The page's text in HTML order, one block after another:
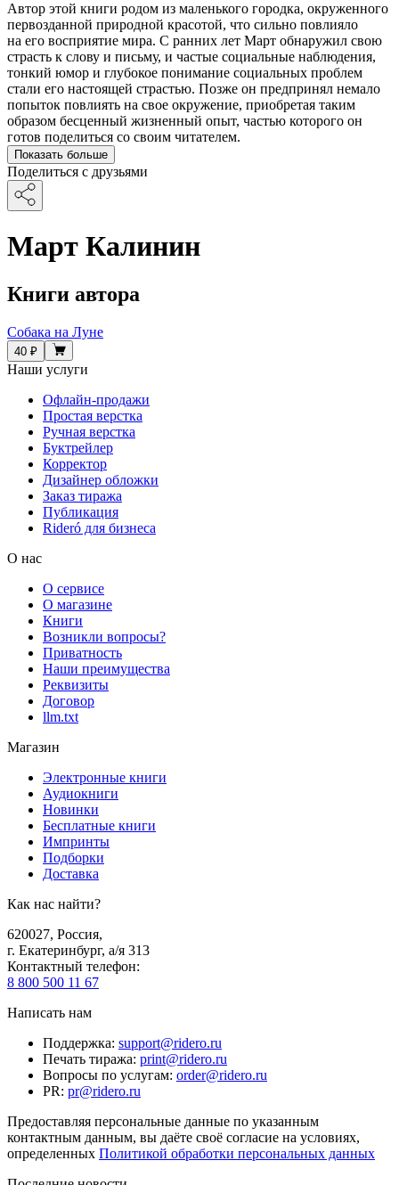
Автор этой книги родом из маленького городка, окруженного
первозданной природной красотой, что сильно повлияло
на его восприятие мира. С ранних лет Март обнаружил свою
страсть к слову и письму, и частые социальные наблюдения,
тонкий юмор и глубокое понимание социальных проблем
стали его настоящей страстью. Позже он предпринял немало
попыток повлиять на свое окружение, приобретая таким
образом бесценный жизненный опыт, частью которого он
готов поделиться со своим читателем.
Показать больше
Поделиться с друзьями
Март Калинин
Книги автора
Собака на Луне
40 ₽
Наши услуги
Офлайн-продажи
Простая верстка
Ручная верстка
Буктрейлер
Корректор
Дизайнер обложки
Заказ тиража
Публикация
Rideró для бизнеса
О нас
О сервисе
О магазине
Книги
Возникли вопросы?
Приватность
Наши преимущества
Реквизиты
Договор
llm.txt
Магазин
Электронные книги
Аудиокниги
Новинки
Бесплатные книги
Импринты
Подборки
Доставка
Как нас найти?
620027, Россия,
г. Екатеринбург, а/я 313
Контактный телефон:
8 800 500 11 67
Написать нам
Поддержка: support@ridero.ru
Печать тиража: print@ridero.ru
Вопросы по услугам: order@ridero.ru
PR: pr@ridero.ru
Предоставляя персональные данные по указанным
контактным данным, вы даёте своё согласие на условиях,
определенных Политикой обработки персональных данных